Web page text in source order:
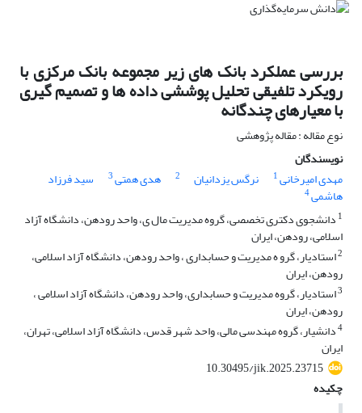
بررسی عملکرد بانک های زیر مجموعه بانک مرکزی با
رویکرد تلفیقی تحلیل پوششی داده ها و تصمیم گیری
با معیارهای چندگانه
نوع مقاله : مقاله پژوهشی
نویسندگان
مهدی امیرخانی1 نرگس یزدانیان 2 هدی همتی3 سید فرزاد
هاشمی4
1 دانشجوی دکتری تخصصی، گروه مدیریت مال ی، واحد رودهن، دانشگاه آزاد
اسلامی، رودهن، ایران
2استادیار، گرو ه مدیریت و حسابداری ، واحد رودهن، دانشگاه آزاد اسلامی،
رودهن، ایران
3استادیار، گروه مدیریت و حسابداری، واحد رودهن، دانشگاه آزاد اسلامی ،
رودهن، ایران
4دانشیار، گروه مهندسی مالی، واحد شهر قدس، دانشگاه آزاد اسلامی، تهران،
ایران
10.30495/jik.2025.23715
چکیده